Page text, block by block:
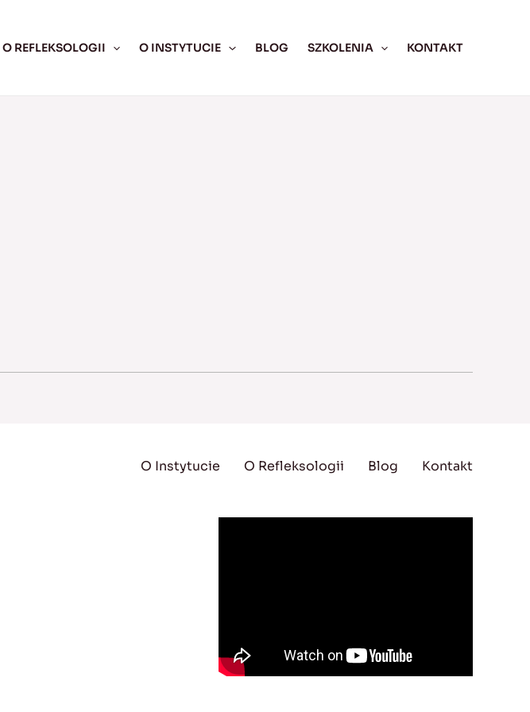
O REFLEKSOLOGII O INSTYTUCIE BLOG SZKOLENIA KONTAKT
O Instytucie O Refleksologii Blog Kontakt